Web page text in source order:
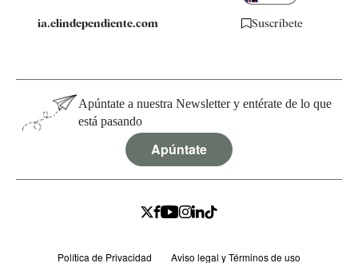
ia.elindependiente.com Suscríbete
Apúntate a nuestra Newsletter y entérate de lo que
está pasando
Apúntate
Política de Privacidad Aviso legal y Términos de uso